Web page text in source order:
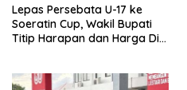
Lepas Persebata U-17 ke
Soeratin Cup, Wakil Bupati
Titip Harapan dan Harga Diri